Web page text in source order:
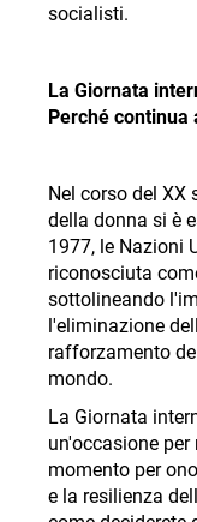
socialisti.
La Giornata
Perché continua
Nel corso del XX
della donna si è
1977, le Nazioni
riconosciuta
sottolineando
l'eliminazione
rafforzamento
mondo.
La Giornata
un'occasione
momento per
e la resilienza